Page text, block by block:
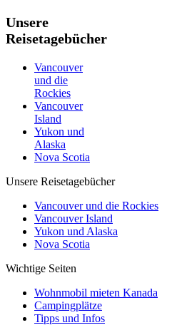
Unsere
Reisetagebücher
Vancouver
und die
Rockies
Vancouver
Island
Yukon und
Alaska
Nova Scotia
Unsere Reisetagebücher
Vancouver und die Rockies
Vancouver Island
Yukon und Alaska
Nova Scotia
Wichtige Seiten
Wohnmobil mieten Kanada
Campingplätze
Tipps und Infos